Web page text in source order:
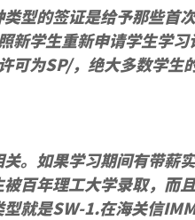
型的签证是给予那些首
新学生重新申请学生学
可为SP/， 绝大多数学生
。如果学习期间有带薪
百年理工大学录取，而
就是SW-1.在海关信